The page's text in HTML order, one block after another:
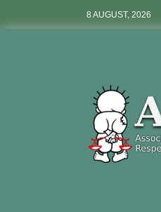
8 AUGUST, 2026
Aurdip